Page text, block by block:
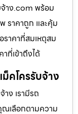
จ้าง.com พร้อม
ราคาถูก และคุ้ม
ราคาที่สมเหตุสม
ที่เข้าถึงได้
คโครรับจ้าง
ง เรามีรถ
ณเลือกตามความ